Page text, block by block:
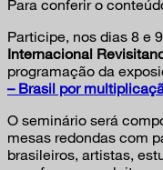
Para conferir o
Participe, nos dias 8 e
Internacional
programação da
– Brasil por
O seminário será
mesas redondas com
brasileiros, artistas,